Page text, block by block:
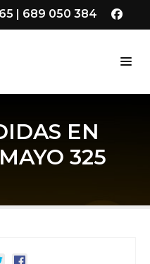
| 689 050 384
EN
325